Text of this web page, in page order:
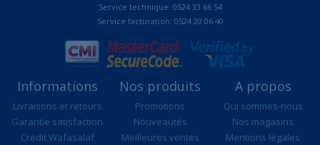
Service technique: 0524 33 66 54
Service facturation: 0524 20 06 40
Informations
Livraisons et retours
Garantie satisfaction
Credit Wafasalaf
Nos produits
Promotions
Nouveautés
Meilleures ventes
A propos
Qui sommes-nous
Nos magasins
Mentions légales